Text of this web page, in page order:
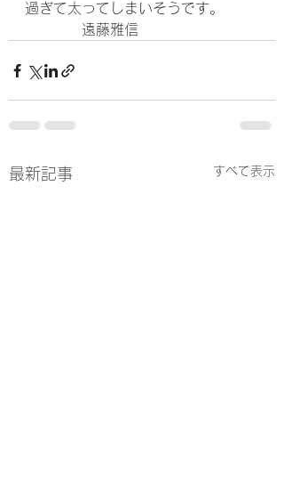
過ぎて太ってしまいそうです。
遠藤雅信
最新記事 すべて表示